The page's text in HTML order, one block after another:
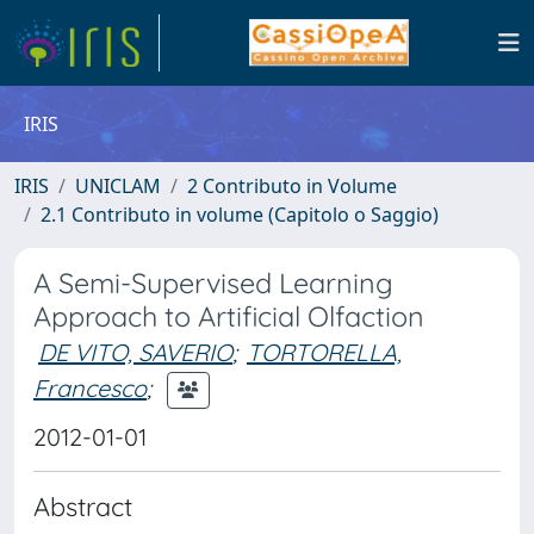
IRIS
IRIS UNICLAM
2 Contributo in Volume
2.1 Contributo in volume (Capitolo o Saggio)
A Semi-Supervised Learning
Approach to Artificial Olfaction
DE VITO, SAVERIO; TORTORELLA,
Francesco;
2012-01-01
Abstract